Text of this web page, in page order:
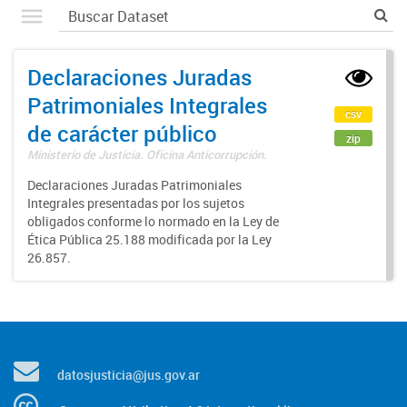
Declaraciones Juradas
Patrimoniales Integrales
de carácter público
Ministerio de Justicia. Oficina Anticorrupción.
Declaraciones Juradas Patrimoniales
Integrales presentadas por los sujetos
obligados conforme lo normado en la Ley de
Ética Pública 25.188 modificada por la Ley
26.857.
csv
zip
datosjusticia@jus.gov.ar